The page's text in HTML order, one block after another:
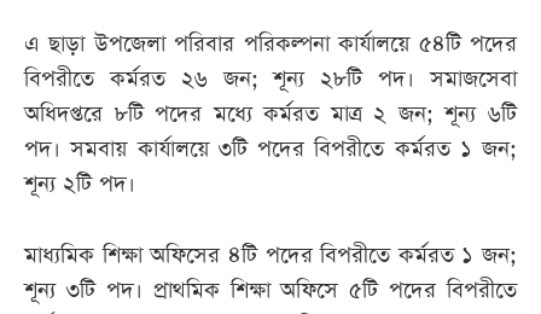
এ ছাড়া উপজেলা পরিবার পরিকল্পনা কার্যালয়ে ৫৪টি পদের
বিপরীতে কর্মরত ২৬ জন; শূন্য ২৮টি পদ। সমাজসেবা
অধিদপ্তরে ৮টি পদের মধ্যে কর্মরত মাত্র ২ জন; শূন্য ৬টি
পদ। সমবায় কার্যালয়ে ৩টি পদের বিপরীতে কর্মরত ১ জন;
শূন্য ২টি পদ।
মাধ্যমিক শিক্ষা অফিসের ৪টি পদের বিপরীতে কর্মরত ১ জন;
শূন্য ৩টি পদ। প্রাথমিক শিক্ষা অফিসে ৫টি পদের বিপরীতে